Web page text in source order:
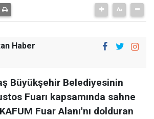
Haber
Büyükşehir Belediyesinin
Fuarı kapsamında sahne
Fuar Alanı'nı dolduran